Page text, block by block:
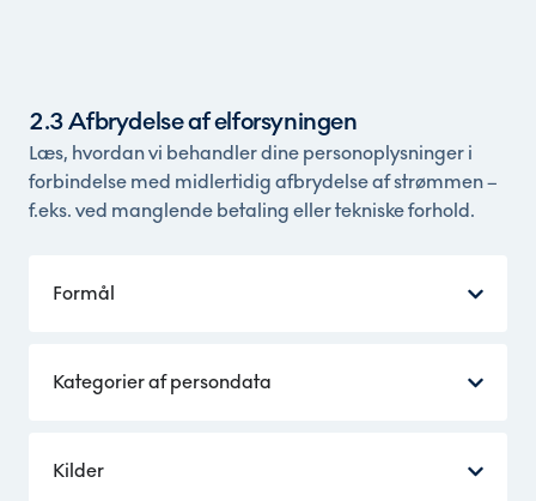
2.3 Afbrydelse af elforsyningen
Læs, hvordan vi behandler dine personoplysninger i
forbindelse med midlertidig afbrydelse af strømmen –
f.eks. ved manglende betaling eller tekniske forhold.
Formål
Kategorier af persondata
Kilder